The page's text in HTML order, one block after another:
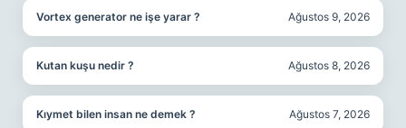
Vortex generator ne işe yarar ? Ağustos 9, 2026
Kutan kuşu nedir ? Ağustos 8, 2026
Kıymet bilen insan ne demek ? Ağustos 7, 2026